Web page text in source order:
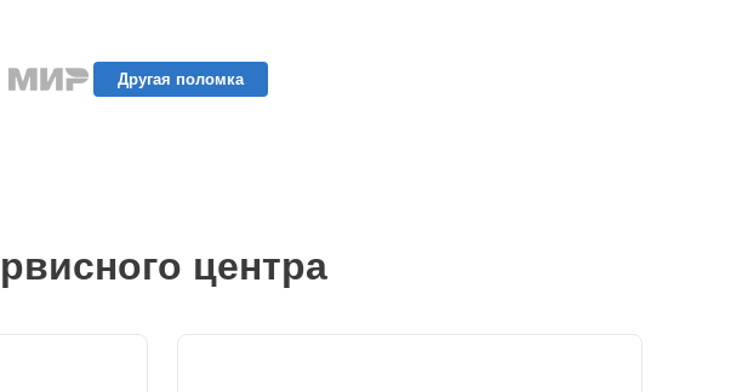
Другая поломка
центра